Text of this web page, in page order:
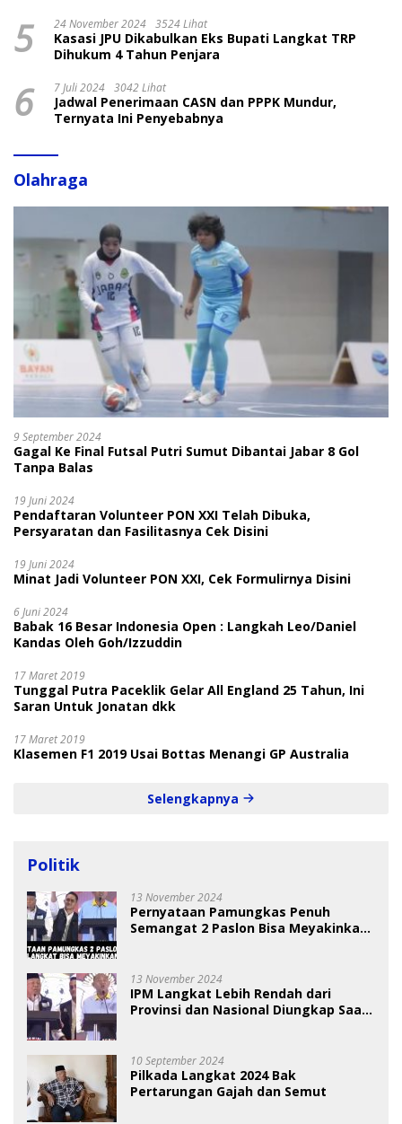
5 24 November 2024 3524 Lihat
Kasasi JPU Dikabulkan Eks Bupati Langkat TRP
Dihukum 4 Tahun Penjara
6 7 Juli 2024 3042 Lihat
Jadwal Penerimaan CASN dan PPPK Mundur,
Ternyata Ini Penyebabnya
Olahraga
9 September 2024
Gagal Ke Final Futsal Putri Sumut Dibantai Jabar 8 Gol
Tanpa Balas
19 Juni 2024
Pendaftaran Volunteer PON XXI Telah Dibuka,
Persyaratan dan Fasilitasnya Cek Disini
19 Juni 2024
Minat Jadi Volunteer PON XXI, Cek Formulirnya Disini
6 Juni 2024
Babak 16 Besar Indonesia Open : Langkah Leo/Daniel
Kandas Oleh Goh/Izzuddin
17 Maret 2019
Tunggal Putra Paceklik Gelar All England 25 Tahun, Ini
Saran Untuk Jonatan dkk
17 Maret 2019
Klasemen F1 2019 Usai Bottas Menangi GP Australia
Selengkapnya
Politik
13 November 2024
Pernyataan Pamungkas Penuh
Semangat 2 Paslon Bisa Meyakinkan
13 November 2024
IPM Langkat Lebih Rendah dari
Provinsi dan Nasional Diungkap Saat
10 September 2024
Pilkada Langkat 2024 Bak
Pertarungan Gajah dan Semut